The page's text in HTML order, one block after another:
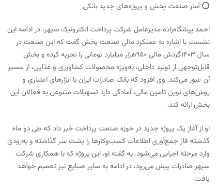
⭕️ آمار صنعت پخش و پروژه‌های جدید بانکی
احمد پیشگاه‌زاده مدیرعامل شرکت پرداخت الکترونیک سپهر، در ادامه این
نشست با اشاره به عملکرد مالی صنعت پخش گفت که این صنعت در
سال ۱۴۰۳گردش مالی ۹۵۰هزار‌ میلیارد تومانی را تجربه کرده و بخش
قابل‌توجهی از تولید داخلی، به‌ویژه محصولات کشاورزی و غذایی، از مسیر
آن عبور می‌کند. وی افزود که بانک صادرات ایران با ابزارهای اعتباری و
روش‌های نوین تامین مالی، آمادگی دارد تسهیلات متنوعی به فعالان این
بخش ارائه کند.
او از آغاز یک پروژه جدید در حوزه صنعت پرداخت خبر داد که طی دو ماه
گذشته فاز جمع‌آوری اطلاعات کسب‌وکارها را پشت سر گذاشته و به‌زودی
وارد مرحله اجرایی می‌شود. به گفته او، این پروژه که با همکاری شرکت
سپهر صادرات پیش می‌رود، در ادامه به سایر صنایع نیز تعمیم خواهد
یافت.